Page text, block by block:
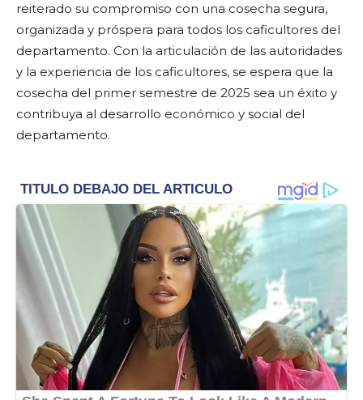
reiterado su compromiso con una cosecha segura,
organizada y próspera para todos los caficultores del
departamento. Con la articulación de las autoridades
y la experiencia de los caficultores, se espera que la
cosecha del primer semestre de 2025 sea un éxito y
contribuya al desarrollo económico y social del
departamento.